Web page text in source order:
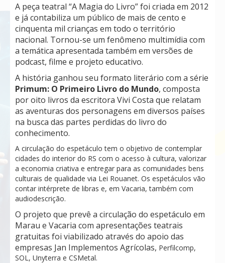
A peça teatral “A Magia do Livro” foi criada em 2012
e já contabiliza um público de mais de cento e
cinquenta mil crianças em todo o território
nacional. Tornou-se um fenômeno multimídia com
a temática apresentada também em versões de
podcast, filme e projeto educativo.
A história ganhou seu formato literário com a série
Primum: O Primeiro Livro do Mundo, composta
por oito livros da escritora Vivi Costa que relatam
as aventuras dos personagens em diversos países
na busca das partes perdidas do livro do
conhecimento.
A circulação do espetáculo tem o objetivo de contemplar
cidades do interior do RS com o acesso à cultura, valorizar
a economia criativa e entregar para as comunidades bens
culturais de qualidade via Lei Rouanet. Os espetáculos vão
contar intérprete de libras e, em Vacaria, também com
audiodescrição.
O projeto que prevê a circulação do espetáculo em
Marau e Vacaria com apresentações teatrais
gratuitas foi viabilizado através do apoio das
empresas Jan Implementos Agrícolas, Perfilcomp,
SOL, Unyterra e CSMetal.